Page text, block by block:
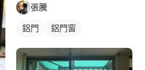
張騰
鋁門 鋁門窗